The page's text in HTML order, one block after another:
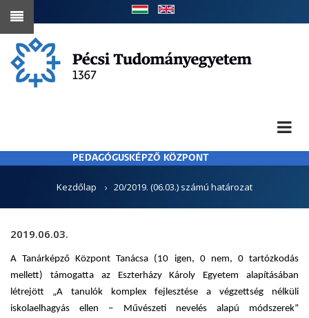
Ugrás
tartalomra
PEDAGÓGUSKÉPZŐ KÖZPONT
Kezdőlap 20/2019. (06.03.) számú határozat
2019.06.03.
A Tanárképző Központ Tanácsa (10 igen, 0 nem, 0 tartózkodás
mellett) támogatta az Eszterházy Károly Egyetem alapításában
létrejött „A tanulók komplex fejlesztése a végzettség nélküli
iskolaelhagyás ellen – Művészeti nevelés alapú módszerek”